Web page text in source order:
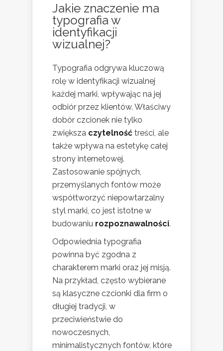
Jakie znaczenie ma
typografia w
identyfikacji
wizualnej?
Typografia odgrywa kluczową
rolę w identyfikacji wizualnej
każdej marki, wpływając na jej
odbiór przez klientów. Właściwy
dobór czcionek nie tylko
zwiększa czytelność treści, ale
także wpływa na estetykę całej
strony internetowej.
Zastosowanie spójnych,
przemyślanych fontów może
współtworzyć niepowtarzalny
styl marki, co jest istotne w
budowaniu rozpoznawalności.
Odpowiednia typografia
powinna być zgodna z
charakterem marki oraz jej misją.
Na przykład, często wybierane
są klasyczne czcionki dla firm o
długiej tradycji, w
przeciwieństwie do
nowoczesnych,
minimalistycznych fontów, które